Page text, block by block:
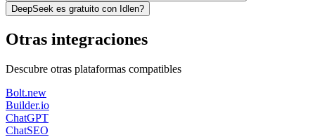
DeepSeek es gratuito con Idlen?
Otras integraciones
Descubre otras plataformas compatibles
Bolt.new
Builder.io
ChatGPT
ChatSEO